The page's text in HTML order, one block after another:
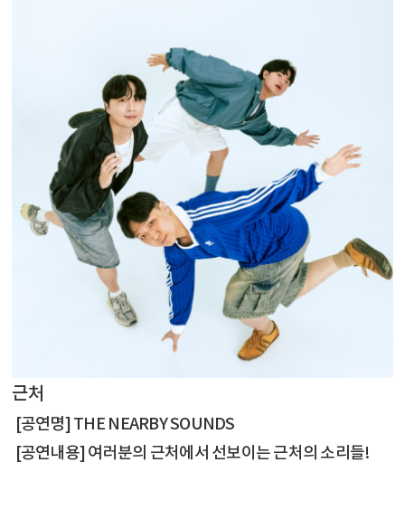
근처
[공연명] THE NEARBY SOUNDS
[공연내용] 여러분의 근처에서 선보이는 근처의 소리들!